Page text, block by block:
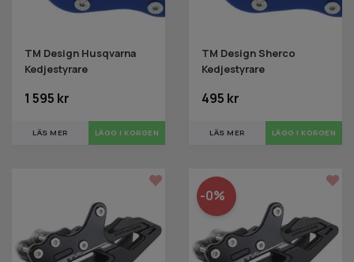
TM Design Husqvarna
Kedjestyrare
1 595 kr
LÄS MER LÄGG I KORGEN
TM Design Sherco
Kedjestyrare
495 kr
LÄS MER LÄGG I KORGEN
-0%